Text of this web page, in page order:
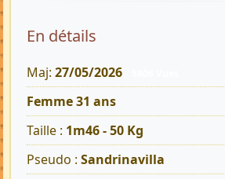
En détails
Maj: 27/05/2026
Femme 31 ans
Taille : 1m46 - 50 Kg
Pseudo : Sandrinavilla